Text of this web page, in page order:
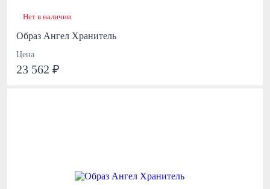
Нет в наличии
Образ Ангел Хранитель
Цена
23 562 ₽